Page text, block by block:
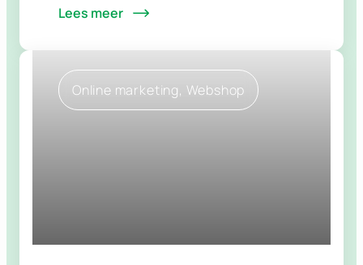
ontdek je wat Peppol is en welke
Lees meer
Online marketing, Webshop